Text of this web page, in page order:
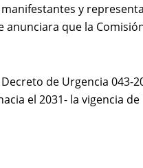
y
que la
de Urgencia 043-
el 2031- la vigencia